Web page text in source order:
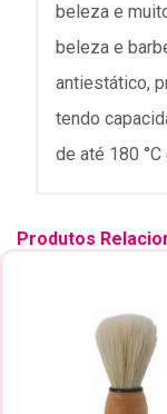
beleza e
beleza e
antiestático,
tendo
de até 180 °C
Produtos